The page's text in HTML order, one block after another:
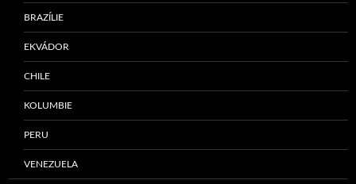
BRAZÍLIE
EKVÁDOR
CHILE
KOLUMBIE
PERU
VENEZUELA